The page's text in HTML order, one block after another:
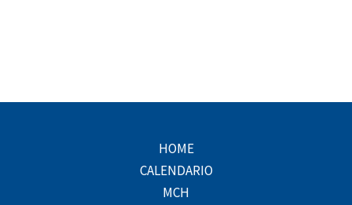
HOME
CALENDARIO
MCH